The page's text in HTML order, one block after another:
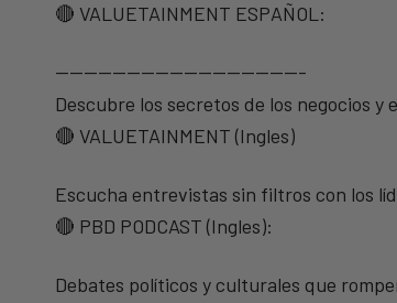
🔴 VALUETAINMENT ESPAÑOL:
—————————————————-
Descubre los secretos de los negocios
🔴 VALUETAINMENT (Ingles)
Escucha entrevistas sin filtros con los
🔴 PBD PODCAST (Ingles):
Debates políticos y culturales que